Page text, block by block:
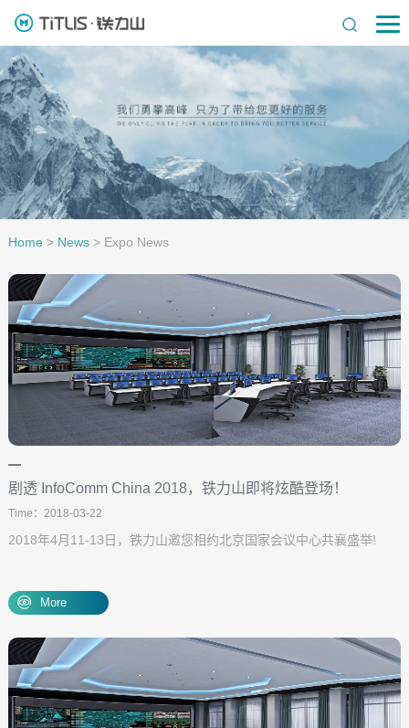
Home> News> Expo News
剧透 InfoComm China 2018，铁力山即将炫酷登场！
Time：2018-03-22
2018年4月11-13日，铁力山邀您相约北京国家会议中心共襄盛举!
More